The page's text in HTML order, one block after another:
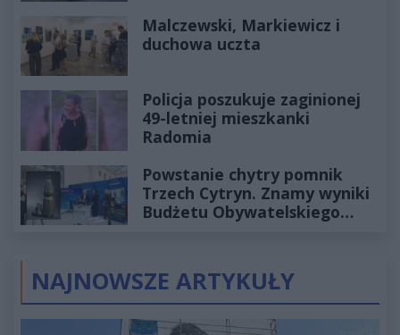
Malczewski, Markiewicz i
duchowa uczta
Policja poszukuje zaginionej
49-letniej mieszkanki
Radomia
Powstanie chytry pomnik
Trzech Cytryn. Znamy wyniki
Budżetu Obywatelskiego
NAJNOWSZE ARTYKUŁY